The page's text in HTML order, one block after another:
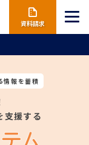
資料請求
情報を蓄積
支援する